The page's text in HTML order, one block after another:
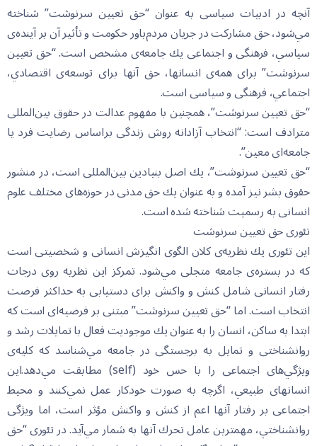
آنچه در ادبيات سياسى به عنوان “حق تعيين سرنوشت” شناخته
مي‌شود، حق مشاركت در جريان مردم‌باور حكومت و تأثير آن بر آينده‌ى
سياسي، فرهنگى و اجتماعى يك جامعه‌ى مشخص است. “حق تعيين
سرنوشت” براى همه‌ى انسانها، حق آنها براى توسعه‌ى اقتصادي،
اجتماعي، فرهنگى و سياسى است.
“حق تعيين سرنوشت”، همچنين با مفهوم عدالت در حقوق بين‌المللى
مترادف است: “انتخاب آزادانه روش زندگى براساس رضايت فرد يا
جامعه‌اى معين”.
“حق تعيين سرنوشت”، يك اصل بنيادين بين‌المللى است، در منشور
حقوق بشر نيز آمده و به عنوان يك حق مدنى در حوزه‌هاى مختلف علوم
انسانى به رسميت شناخته شده است.
تئورى حق تعيين سرنوشت
اين تئورى يك نظريه‌ى كلان الگوى انگيزش انسانى و شخصيتى است
كه در بستره‌ى جامعه متجلى مي‌شود. تمركز اين نظريه روى درجات
رفتار انسانى شامل كنش و واكنش براى دستيابى به حداكثر فرصت
انتخاب است. اما “حق تعيين سرنوشت” مبتنى بر فرضيه‌‌اى است كه
ابتدا به ساكن، انسان را به عنوان يك موجوديت فعال با تمايلات رشد و
روانشناختى و تمايل به برجستگى در جامعه مي‌شناسد كه كليه‌ى
ويژگي‌هاى اجتماعى را با حس خود (self) مطابقت مي‌دهد.اين
انسانهاى طبيعي، اگرچه به صورت خودكار عمل نمي‌كنند و محيط
اجتماعى بر رفتار آنها اعم از كنش و واكنش مؤثر است، اما ويژگى
روانشناختي، مهمترين عامل تحرك آنها به شمار مي‌آيد. در تئورى “حق